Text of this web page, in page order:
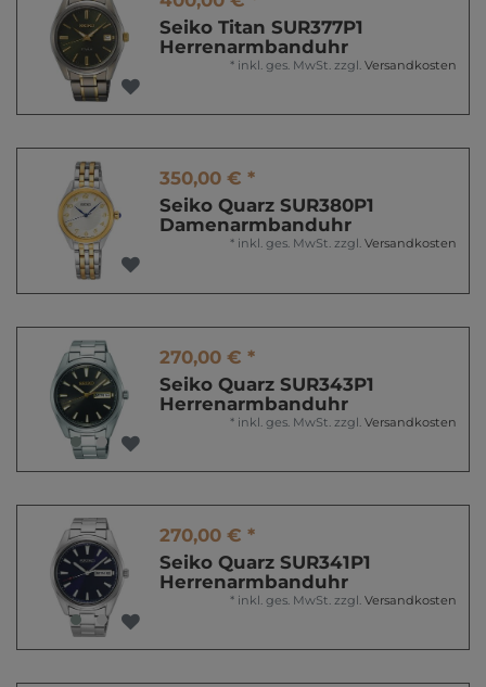
Seiko Titan SUR377P1
Herrenarmbanduhr
* inkl. ges. MwSt. zzgl. Versandkosten
350,00 € *
Seiko Quarz SUR380P1
Damenarmbanduhr
* inkl. ges. MwSt. zzgl. Versandkosten
270,00 € *
Seiko Quarz SUR343P1
Herrenarmbanduhr
* inkl. ges. MwSt. zzgl. Versandkosten
270,00 € *
Seiko Quarz SUR341P1
Herrenarmbanduhr
* inkl. ges. MwSt. zzgl. Versandkosten